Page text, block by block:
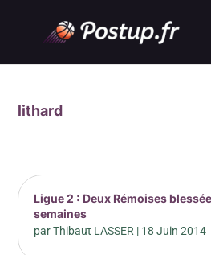
lithard
Ligue 2 : Deux Rémoises
semaines
parThibaut LASSER | 18 Juin 2014